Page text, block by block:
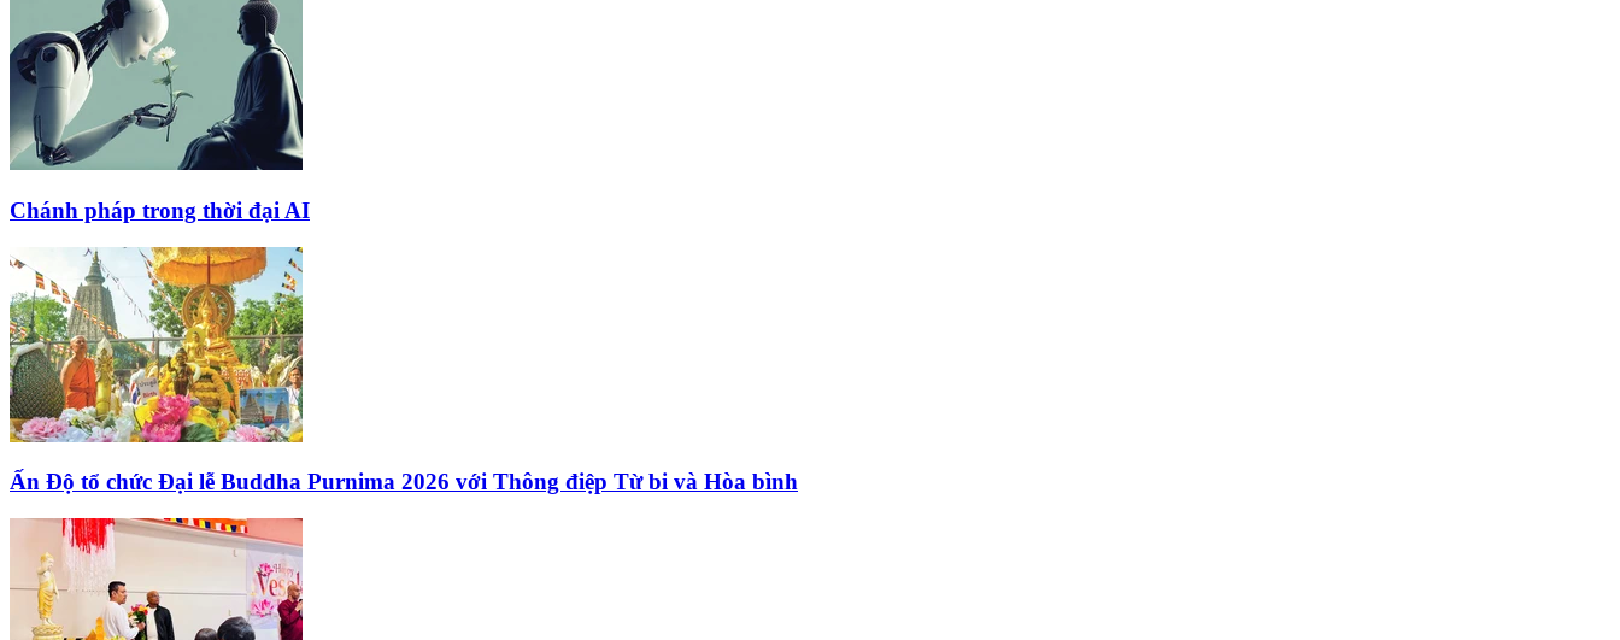
Chánh pháp trong thời đại AI
Ấn Độ tổ chức Đại lễ Buddha Purnima 2026 với Thông điệp Từ bi và Hòa bình